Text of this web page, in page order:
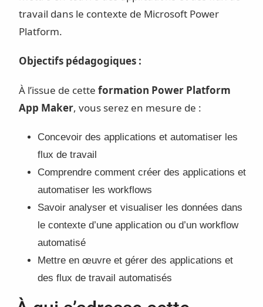
travail dans le contexte de Microsoft Power
Platform.
Objectifs pédagogiques :
À l’issue de cette formation Power Platform
App Maker, vous serez en mesure de :
Concevoir des applications et automatiser les
flux de travail
Comprendre comment créer des applications et
automatiser les workflows
Savoir analyser et visualiser les données dans
le contexte d’une application ou d’un workflow
automatisé
Mettre en œuvre et gérer des applications et
des flux de travail automatisés